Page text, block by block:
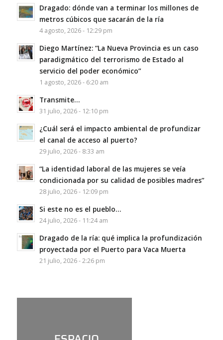
Dragado: dónde van a terminar los millones de
metros cúbicos que sacarán de la ría
4 agosto, 2026 - 12:29 pm
Diego Martínez: “La Nueva Provincia es un caso
paradigmático del terrorismo de Estado al
servicio del poder económico”
1 agosto, 2026 - 6:20 am
Transmite…
31 julio, 2026 - 12:10 pm
¿Cuál será el impacto ambiental de profundizar
el canal de acceso al puerto?
29 julio, 2026 - 8:33 am
“La identidad laboral de las mujeres se veía
condicionada por su calidad de posibles madres”
28 julio, 2026 - 12:09 pm
Si este no es el pueblo…
24 julio, 2026 - 11:24 am
Dragado de la ría: qué implica la profundización
proyectada por el Puerto para Vaca Muerta
21 julio, 2026 - 2:26 pm